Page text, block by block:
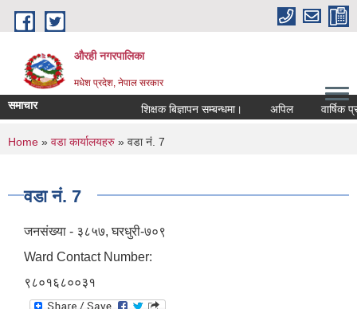
Skip to main content
औरही नगरपालिका
मधेश प्रदेश, नेपाल सरकार
समाचार शिक्षक बिज्ञापन सम्बन्धमा। अपिल वार्षिक
You are here
Home » वडा कार्यालयहरु » वडा नं. 7
वडा नं. 7
जनसंख्या - ३८५७, घरधुरी-७०९
Ward Contact Number:
९८०१६८००३१